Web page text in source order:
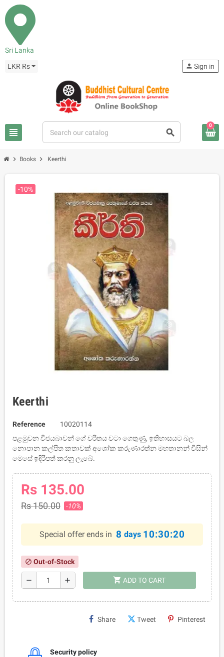
Sri Lanka
LKR Rs
view_headline search
person Sign in
0
chevron_right Books chevron_right Keerthi
-10%
Keerthi
Reference
10020114
පළමුවන විජයබාවන් ගේ චරිතය වටා ගෙතුණු, ඉතිහාසයට බල
නොපාන කල්පිත කතාවක් අශෝක කරුණාරත්න මහතානන් විසින්
මෙසේ ඉදිරිපත් කරනු ලැබේ.
Rs 135.00
Rs 150.00 -10%
Special offer ends in 8 days 10:30:20
block Out-of-Stock
remove add shopping_cart ADD TO CART
Share Tweet Pinterest
Security policy